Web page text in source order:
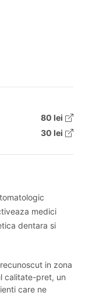
80 lei
30 lei
medici
dentara si
in zona
calitate-pret, un
care ne